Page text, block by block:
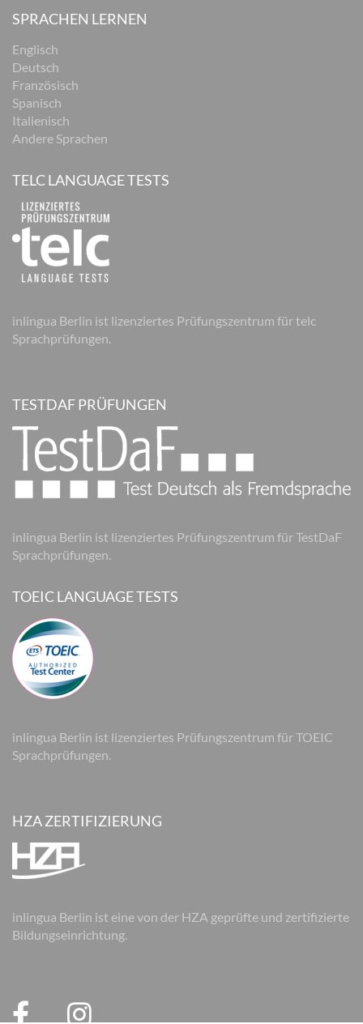
SPRACHEN LERNEN
Englisch
Deutsch
Französisch
Spanisch
Italienisch
Andere Sprachen
TELC LANGUAGE TESTS
inlingua Berlin ist lizenziertes Prüfungszentrum für telc
Sprachprüfungen.
TESTDAF PRÜFUNGEN
inlingua Berlin ist lizenziertes Prüfungszentrum für TestDaF
Sprachprüfungen.
TOEIC LANGUAGE TESTS
inlingua Berlin ist lizenziertes Prüfungszentrum für TOEIC
Sprachprüfungen.
HZA ZERTIFIZIERUNG
inlingua Berlin ist eine von der HZA geprüfte und zertifizierte
Bildungseinrichtung.